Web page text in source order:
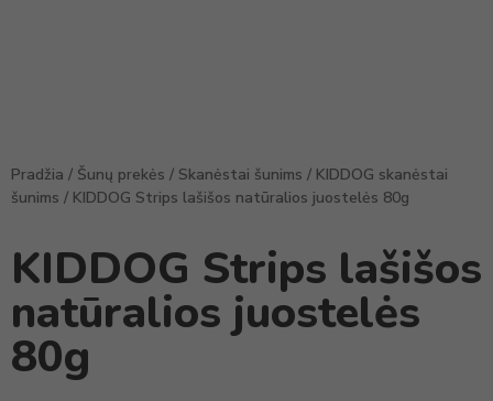
Pradžia / Šunų prekės / Skanėstai šunims / KIDDOG skanėstai
šunims / KIDDOG Strips lašišos natūralios juostelės 80g
KIDDOG Strips lašišos
natūralios juostelės
80g